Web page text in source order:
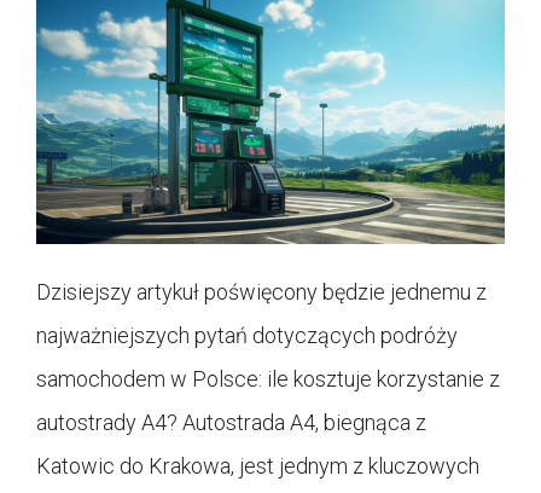
Dzisiejszy artykuł poświęcony będzie jednemu z
najważniejszych pytań dotyczących podróży
samochodem w Polsce: ile kosztuje korzystanie z
autostrady A4? Autostrada A4, biegnąca z
Katowic do Krakowa, jest jednym z kluczowych